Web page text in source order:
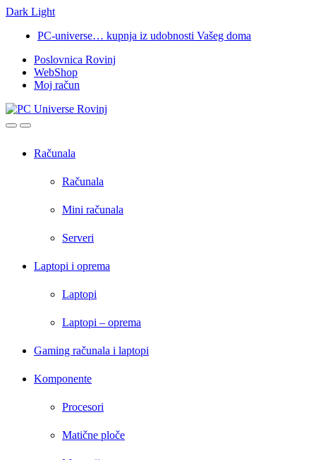
Dark Light
navigation
content
PC-universe… kupnja iz udobnosti Vašeg doma
Poslovnica Rovinj
WebShop
Moj račun
OpenClose
Računala
Računala
Mini računala
Serveri
Laptopi i oprema
Laptopi
Laptopi – oprema
Gaming računala i laptopi
Komponente
Procesori
Matične ploče